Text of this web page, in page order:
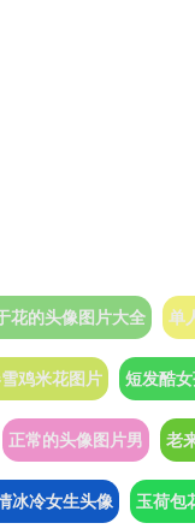
花的头像图片大全 单
鸡米花图片 短发酷
正常的头像图片男 老
冰冷女生头像 玉荷包